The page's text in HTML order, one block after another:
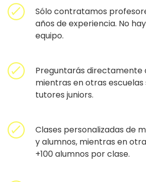
Sólo contratamos
años de experiencia. No
equipo.
Preguntarás directamente
mientras en otras
tutores juniors.
Clases personalizadas de
y alumnos, mientras en
+100 alumnos por clase.